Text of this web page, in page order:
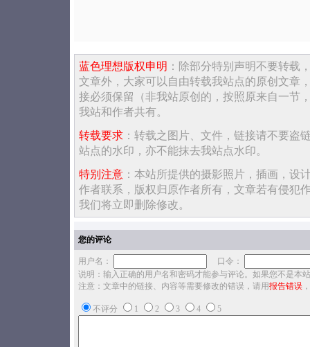
蓝色理想版权申明 ：除部分特别声明不要转载
文章外，大家可以自由转载我站点的原创文章
接必须保留（非我站原创的，按照原来自一节
我站和作者共有。
转载要求 ：转载之图片、文件，链接请不要盗
站点的水印，亦不能抹去我站点水印。
特别注意 ：本站所提供的摄影照片，插画，设
作者联系，版权归原作者所有，文章若有侵犯
我们将立即删除修改。
您的评论
用户名：
口令：
说明：输入正确的用户名和密码才能参与评论。如果您不是本
注意：文章中的链接、内容等需要修改的错误，请用报告错误
不评分 1 2 3 4 5